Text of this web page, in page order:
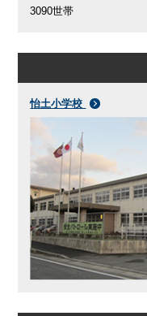
3090世帯
怡土小学校